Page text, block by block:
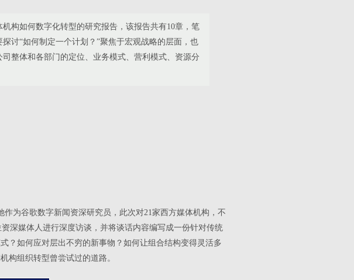
构如何数字化转型的研究报告，该报告共有10章，笔
讨“如何制定一个计划？”聚焦于宏观战略的层面，也
整体和各部门的定位、业务模式、营利模式、资源分
为谷歌数字新闻资深研究员，此次对21家西方媒体机构，不
深媒体人进行深度访谈，并将谈话内容编写成一份针对传统
？如何应对层出不穷的新事物？如何让组合结构变得灵活多
构组织转型曾尝试过的道路。